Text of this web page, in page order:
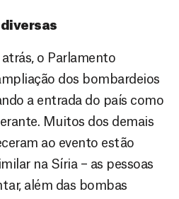
diversas
o Parlamento
dos bombardeios
a entrada do país como
Muitos dos demais
ao evento estão
na Síria – as pessoas
além das bombas